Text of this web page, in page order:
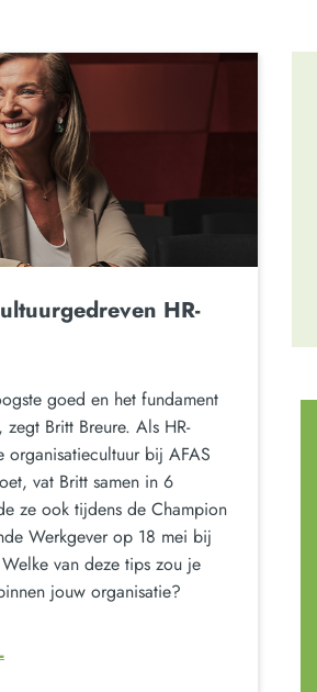
HR-
goed en het fundament
Britt Breure. Als HR-
organisatiecultuur bij AFAS
vat Britt samen in 6
ze ook tijdens de Champion
Werkgever op 18 mei bij
van deze tips zou je
jouw organisatie?